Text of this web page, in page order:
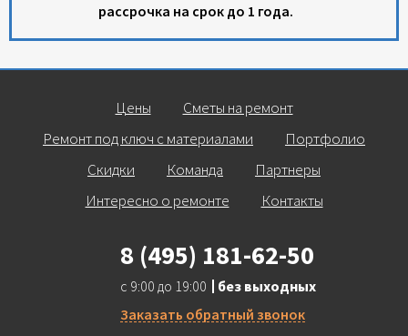
рассрочка на срок до 1 года.
8 (495) 181-62-50
с 9:00 до 19:00
без выходных
Заказать обратный звонок
Цены
Сметы на ремонт
Ремонт под ключ с материалами
Портфолио
Скидки
Команда
Партнеры
Интересно о ремонте
Контакты